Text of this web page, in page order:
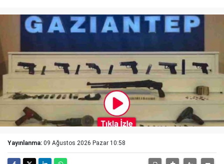
Yayınlanma: 09 Ağustos 2026 Pazar 10:58